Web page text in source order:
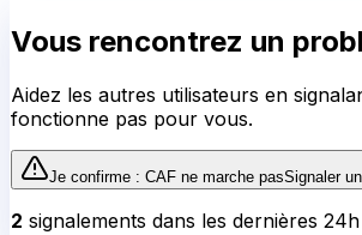
Vous rencontrez un
Aidez les autres utilisateurs en
fonctionne pas pour vous.
Je confirme : CAF ne marche pasSignaler
2 signalements dans les dernières 24h